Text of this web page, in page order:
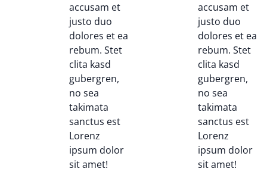
accusam et
justo duo
dolores et ea
rebum. Stet
clita kasd
gubergren,
no sea
takimata
sanctus est
Lorenz
ipsum dolor
sit amet!
accusam et
justo duo
dolores et ea
rebum. Stet
clita kasd
gubergren,
no sea
takimata
sanctus est
Lorenz
ipsum dolor
sit amet!